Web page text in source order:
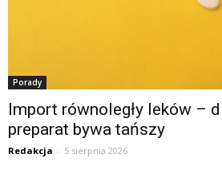
Porady
Import równoległy leków –
preparat bywa tańszy
Redakcja - 5 sierpnia 2026